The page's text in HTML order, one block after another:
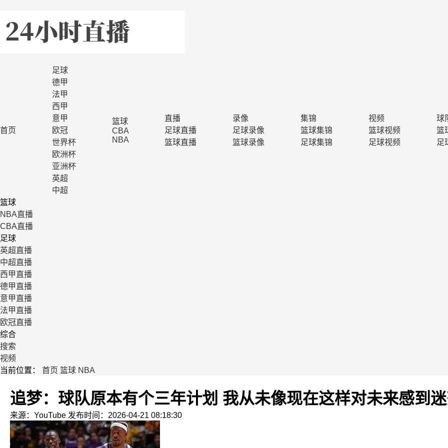
首页
足球
德甲
法甲
西甲
意甲
欧冠
世界杯
欧洲杯
亚洲杯
英超
中超
篮球
CBA
NBA
直播
足球直播
篮球直播
录像
足球录像
篮球录像
集锦
篮球集锦
足球集锦
视频
篮球视频
足球视频
球
篮
足
篮球
NBA直播
CBA直播
足球
英超直播
中超直播
西甲直播
德甲直播
意甲直播
法甲直播
欧冠直播
综合
搜索
视频
当前位置：
首页 篮球 NBA
追梦：球队原本有个三年计划 我从未像现在这样对未来感到
来源：YouTube 发布时间：2026-04-21 08:18:30